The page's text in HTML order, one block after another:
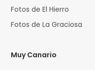
Fotos de El Hierro
Fotos de La Graciosa
Muy Canario